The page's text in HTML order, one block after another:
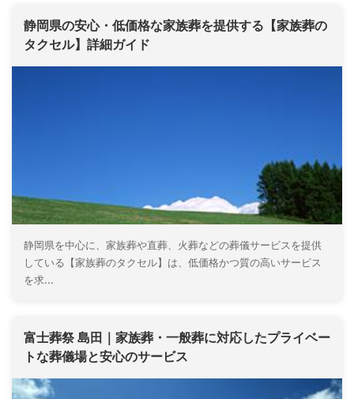
静岡県の安心・低価格な家族葬を提供する【家族葬の
タクセル】詳細ガイド
静岡県を中心に、家族葬や直葬、火葬などの葬儀サービスを提供
している【家族葬のタクセル】は、低価格かつ質の高いサービス
を求...
富士葬祭 島田｜家族葬・一般葬に対応したプライベー
トな葬儀場と安心のサービス